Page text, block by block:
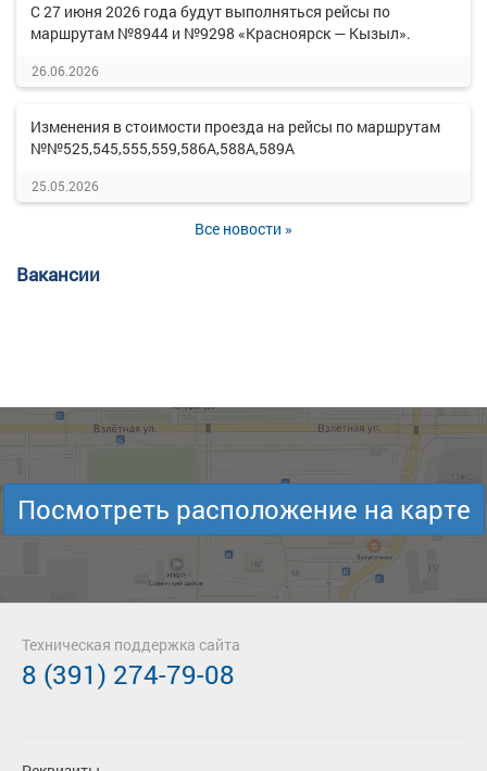
С 27 июня 2026 года будут выполняться рейсы по
маршрутам №8944 и №9298 «Красноярск — Кызыл».
26.06.2026
Изменения в стоимости проезда на рейсы по маршрутам
№№525,545,555,559,586А,588А,589А
25.05.2026
Все новости »
Вакансии
Посмотреть расположение на карте
Техническая поддержка сайта
8 (391) 274-79-08